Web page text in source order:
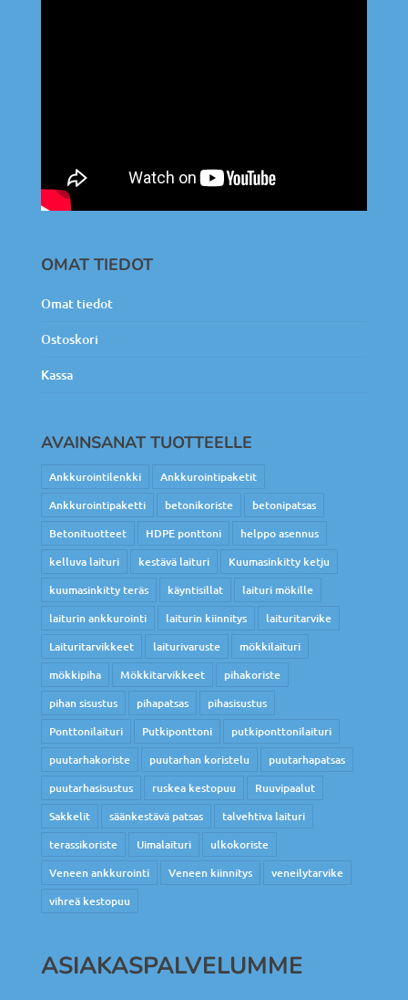
OMAT TIEDOT
Omat tiedot
Ostoskori
Kassa
AVAINSANAT TUOTTEELLE
Ankkurointilenkki
Ankkurointipaketit
Ankkurointipaketti
betonikoriste
betonipatsas
Betonituotteet
HDPE ponttoni
helppo asennus
kelluva laituri
kestävä laituri
Kuumasinkitty ketju
kuumasinkitty teräs
käyntisillat
laituri mökille
laiturin ankkurointi
laiturin kiinnitys
laituritarvike
Laituritarvikkeet
laiturivaruste
mökkilaituri
mökkipiha
Mökkitarvikkeet
pihakoriste
pihan sisustus
pihapatsas
pihasisustus
Ponttonilaituri
Putkiponttoni
putkiponttonilaituri
puutarhakoriste
puutarhan koristelu
puutarhapatsas
puutarhasisustus
ruskea kestopuu
Ruuvipaalut
Sakkelit
säänkestävä patsas
talvehtiva laituri
terassikoriste
Uimalaituri
ulkokoriste
Veneen ankkurointi
Veneen kiinnitys
veneilytarvike
vihreä kestopuu
ASIAKASPALVELUMME